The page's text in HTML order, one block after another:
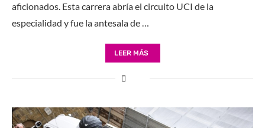
aficionados. Esta carrera abría el circuito UCI de la
especialidad y fue la antesala de …
LEER MÁS